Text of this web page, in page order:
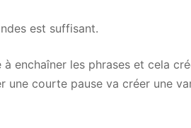
est suffisant.
enchaîner les phrases et cela
courte pause va créer une